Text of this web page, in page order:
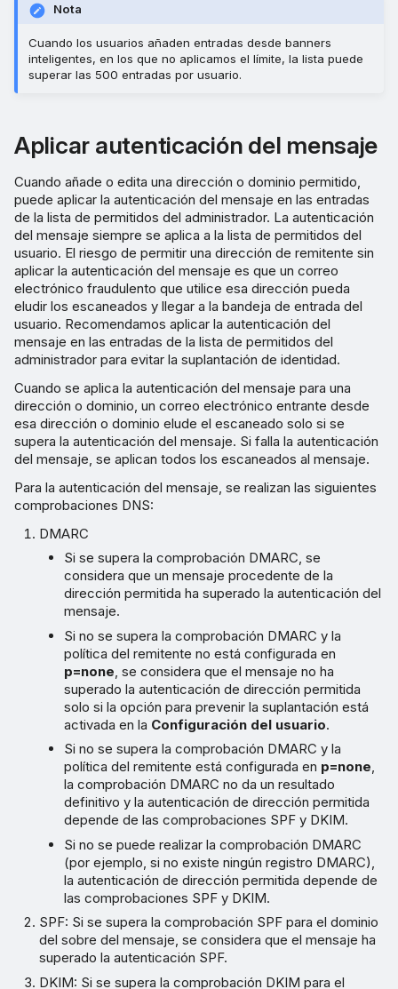
Nota
Cuando los usuarios añaden entradas desde banners
inteligentes, en los que no aplicamos el límite, la lista puede
superar las 500 entradas por usuario.
Aplicar autenticación del mensaje
Cuando añade o edita una dirección o dominio permitido,
puede aplicar la autenticación del mensaje en las entradas
de la lista de permitidos del administrador. La autenticación
del mensaje siempre se aplica a la lista de permitidos del
usuario. El riesgo de permitir una dirección de remitente sin
aplicar la autenticación del mensaje es que un correo
electrónico fraudulento que utilice esa dirección pueda
eludir los escaneados y llegar a la bandeja de entrada del
usuario. Recomendamos aplicar la autenticación del
mensaje en las entradas de la lista de permitidos del
administrador para evitar la suplantación de identidad.
Cuando se aplica la autenticación del mensaje para una
dirección o dominio, un correo electrónico entrante desde
esa dirección o dominio elude el escaneado solo si se
supera la autenticación del mensaje. Si falla la autenticación
del mensaje, se aplican todos los escaneados al mensaje.
Para la autenticación del mensaje, se realizan las siguientes
comprobaciones DNS:
DMARC
Si se supera la comprobación DMARC, se
considera que un mensaje procedente de la
dirección permitida ha superado la autenticación del
mensaje.
Si no se supera la comprobación DMARC y la
política del remitente no está configurada en
p=none, se considera que el mensaje no ha
superado la autenticación de dirección permitida
solo si la opción para prevenir la suplantación está
activada en la Configuración del usuario.
Si no se supera la comprobación DMARC y la
política del remitente está configurada en p=none,
la comprobación DMARC no da un resultado
definitivo y la autenticación de dirección permitida
depende de las comprobaciones SPF y DKIM.
Si no se puede realizar la comprobación DMARC
(por ejemplo, si no existe ningún registro DMARC),
la autenticación de dirección permitida depende de
las comprobaciones SPF y DKIM.
SPF: Si se supera la comprobación SPF para el dominio
del sobre del mensaje, se considera que el mensaje ha
superado la autenticación SPF.
DKIM: Si se supera la comprobación DKIM para el